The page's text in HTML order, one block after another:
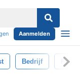
Aanmelden
Bedrijf